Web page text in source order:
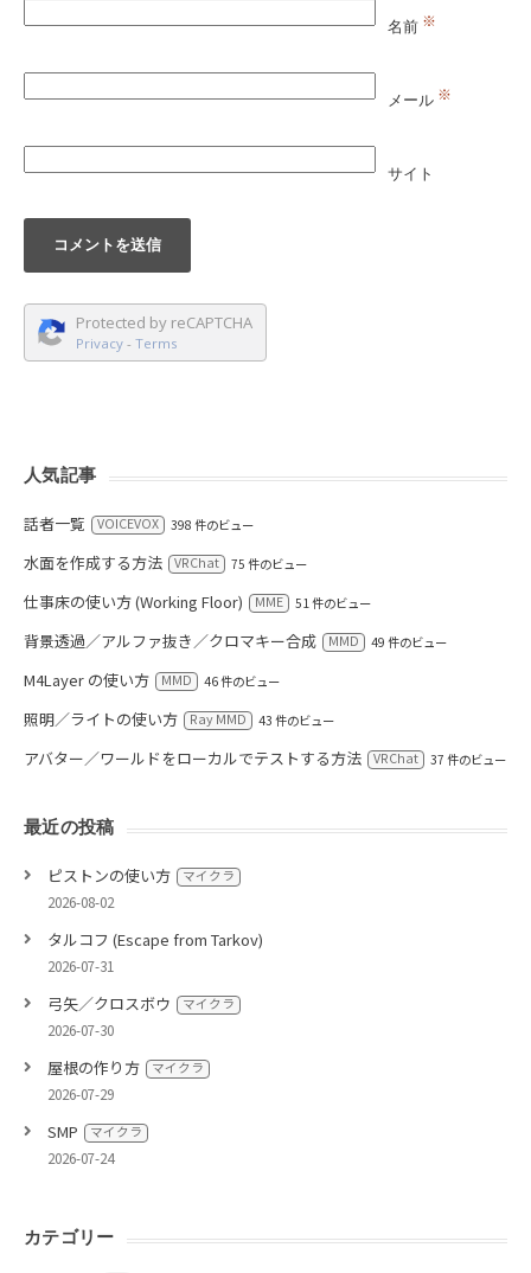
名前 ※
メール ※
サイト
Protected by reCAPTCHA
Privacy - Terms
人気記事
話者一覧 VOICEVOX 398 件のビュー
水面を作成する方法 VRChat 75 件のビュー
仕事床の使い方 (Working Floor) MME 51 件のビュー
背景透過／アルファ抜き／クロマキー合成 MMD 49 件のビュー
M4Layer の使い方 MMD 46 件のビュー
照明／ライトの使い方 Ray MMD 43 件のビュー
アバター／ワールドをローカルでテストする方法 VRChat 37 件のビュー
最近の投稿
ピストンの使い方 マイクラ
2026-08-02
タルコフ (Escape from Tarkov)
2026-07-31
弓矢／クロスボウ マイクラ
2026-07-30
屋根の作り方 マイクラ
2026-07-29
SMP マイクラ
2026-07-24
カテゴリー